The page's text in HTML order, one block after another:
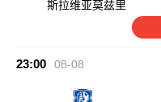
斯拉维亚莫兹里
23:00 08-08